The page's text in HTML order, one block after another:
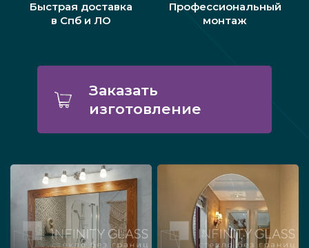
Быстрая доставка
в Спб и ЛО
Профессиональный
монтаж
Заказать
изготовление